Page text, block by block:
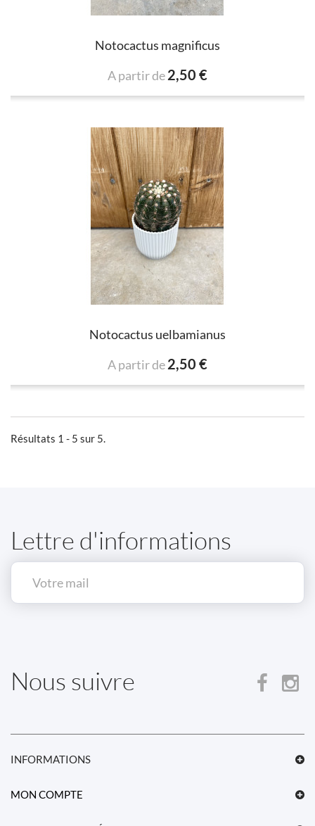
Notocactus magnificus
A partir de2,50 €
Notocactus uelbamianus
A partir de2,50 €
Résultats 1 - 5 sur 5.
Lettre d'informations
Nous suivre
INFORMATIONS
MON COMPTE